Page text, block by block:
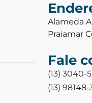
Alameda
Praiamar
Fale
(13) 3040-
(13)